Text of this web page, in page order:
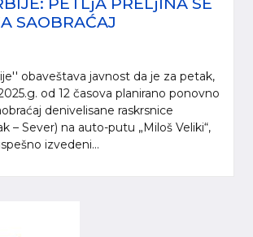
SAOBRAĆAJ
obaveštava javnost da je za petak,
od 12 časova planirano ponovno
denivelisane raskrsnice
– Sever) na auto-putu „Miloš Veliki“,
izvedeni...